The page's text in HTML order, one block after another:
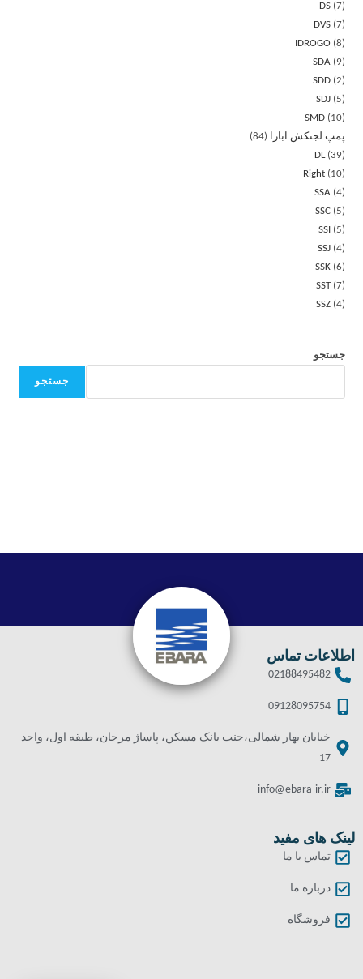
DS 7
DVS 7
IDROGO
8
SDA
9
SDD 2
SDJ
5
SMD
10
پمپ لجنکش ابارا
84
DL 39
Right
10
SSA 4
SSC
5
SSI
5
SSJ 4
SSK 6
SST 7
SSZ 4
جستجو
جستجو
اطلاعات تماس
02188495482
09128095754
خیابان بهار شمالی،جنب بانک مسکن، پاساژ مرجان، طبقه اول، واحد
17
info@ebara-ir.ir
لینک های مفید
تماس با ما
درباره ما
فروشگاه